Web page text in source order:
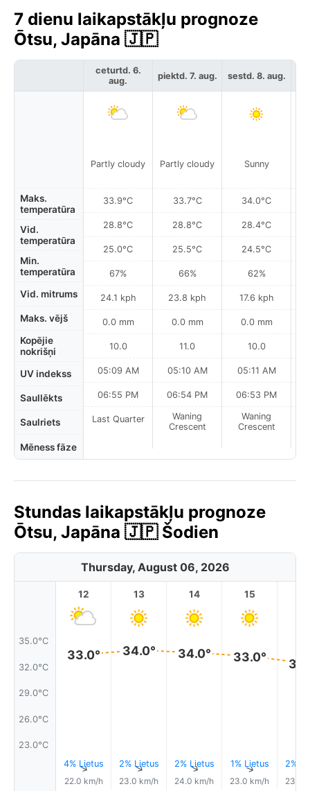
7 dienu laikapstākļu prognoze
Ōtsu, Japāna 🇯🇵
Maks.
temperatūra
Vid.
temperatūra
Min.
temperatūra
Vid. mitrums
Maks. vējš
Kopējie
nokrišņi
UV indekss
Saullēkts
Saulriets
Mēness fāze
ceturtd. 6.
aug.
Partly cloudy
33.9°C
28.8°C
25.0°C
67%
24.1 kph
0.0 mm
10.0
05:09 AM
06:55 PM
Last Quarter
piektd. 7. aug.
Partly cloudy
33.7°C
28.8°C
25.5°C
66%
23.8 kph
0.0 mm
11.0
05:10 AM
06:54 PM
Waning
Crescent
sestd. 8. aug.
Sunny
34.0°C
28.4°C
24.5°C
62%
17.6 kph
0.0 mm
10.0
05:11 AM
06:53 PM
Waning
Crescent
Stundas laikapstākļu prognoze
Ōtsu, Japāna 🇯🇵 Šodien
Thursday, August 06, 2026
35.0°C
32.0°C
29.0°C
26.0°C
23.0°C
12
33.0°
4% Lietus
↑
22.0 km/h
13
34.0°
2% Lietus
↑
23.0 km/h
14
34.0°
2% Lietus
↑
24.0 km/h
15
33.0°
1% Lietus
↑
23.0 km/h
2%
23.0